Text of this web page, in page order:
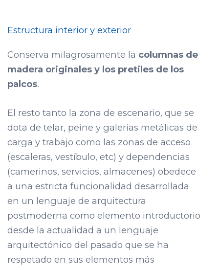
Estructura interior y exterior
Conserva milagrosamente la columnas de
madera originales y los pretiles de los
palcos.
El resto tanto la zona de escenario, que se
dota de telar, peine y galerías metálicas de
carga y trabajo como las zonas de acceso
(escaleras, vestíbulo, etc) y dependencias
(camerinos, servicios, almacenes) obedece
a una estricta funcionalidad desarrollada
en un lenguaje de arquitectura
postmoderna como elemento introductorio
desde la actualidad a un lenguaje
arquitectónico del pasado que se ha
respetado en sus elementos más